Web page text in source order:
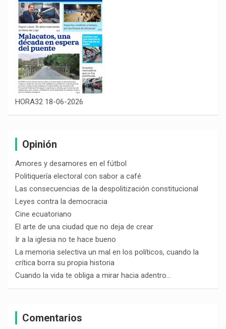
HORA32 18-06-2026
Opinión
Amores y desamores en el fútbol
Politiquería electoral con sabor a café
Las consecuencias de la despolitización constitucional
Leyes contra la democracia
Cine ecuatoriano
El arte de una ciudad que no deja de crear
Ir a la iglesia no te hace bueno
La memoria selectiva un mal en los políticos, cuando la
crítica borra su propia historia
Cuando la vida te obliga a mirar hacia adentro…
Comentarios